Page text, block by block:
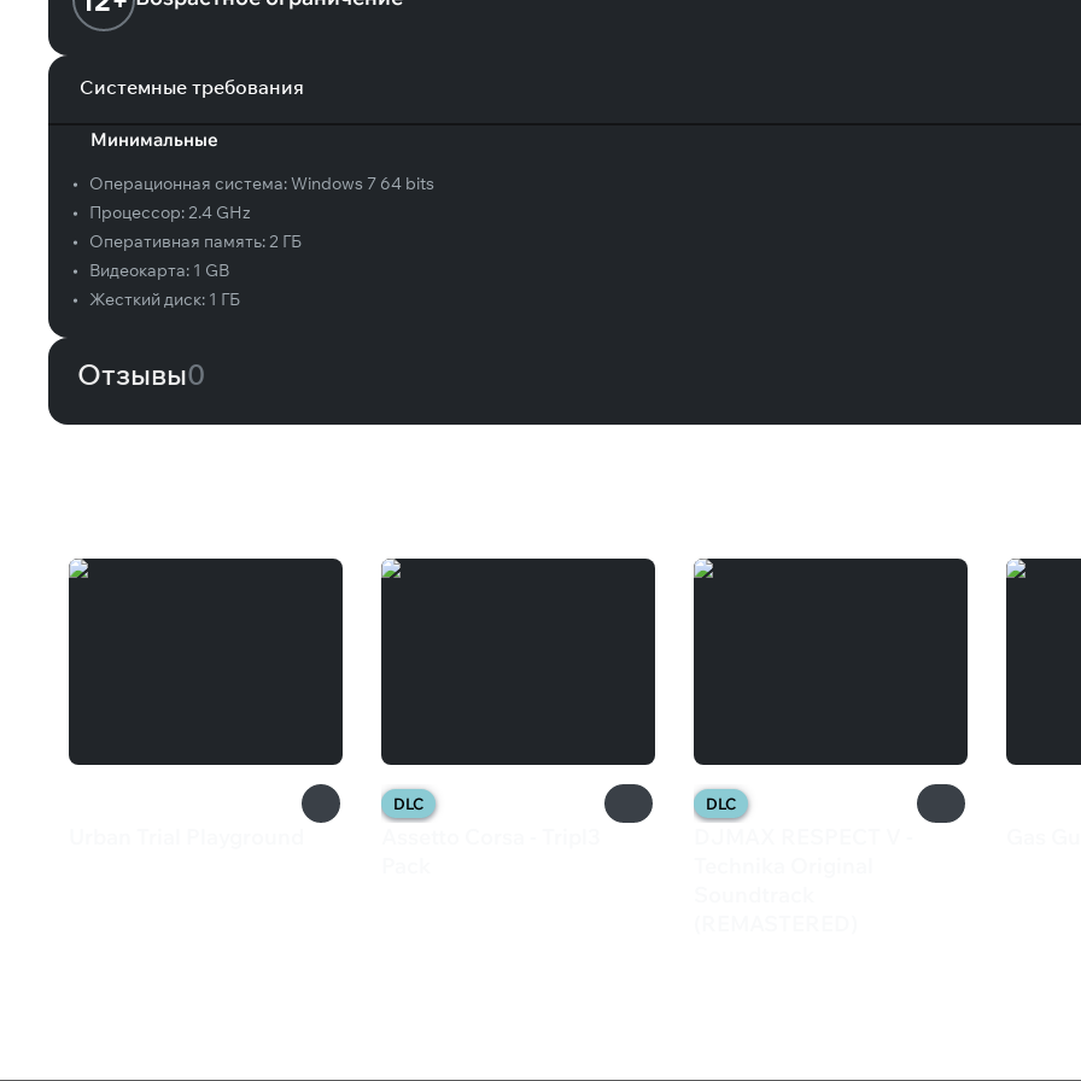
Системные требования
Минимальные
• Операционная система:Windows 7 64 bits
•
Процессор:2.4 GHz
•
Оперативная память:2 ГБ
•
Видеокарта: 1 GB
•
Жесткий диск: 1 ГБ
Отзывы0
DLC DLC